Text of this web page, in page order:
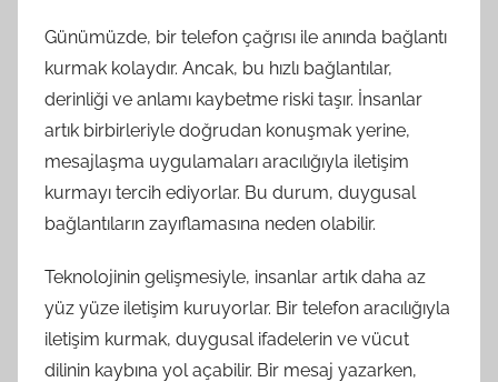
Günümüzde, bir telefon çağrısı ile anında bağlantı
kurmak kolaydır. Ancak, bu hızlı bağlantılar,
derinliği ve anlamı kaybetme riski taşır. İnsanlar
artık birbirleriyle doğrudan konuşmak yerine,
mesajlaşma uygulamaları aracılığıyla iletişim
kurmayı tercih ediyorlar. Bu durum, duygusal
bağlantıların zayıflamasına neden olabilir.
Teknolojinin gelişmesiyle, insanlar artık daha az
yüz yüze iletişim kuruyorlar. Bir telefon aracılığıyla
iletişim kurmak, duygusal ifadelerin ve vücut
dilinin kaybına yol açabilir. Bir mesaj yazarken,